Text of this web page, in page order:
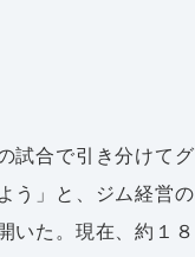
試合で引き分けてグ
う」と、ジム経営の
いた。現在、約１８